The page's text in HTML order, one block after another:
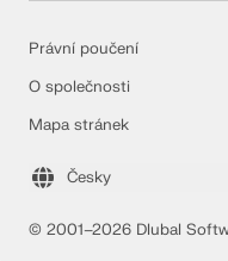
© 2001–2026 Dlubal
Právní poučení
O společnosti
Mapa stránek
Česky